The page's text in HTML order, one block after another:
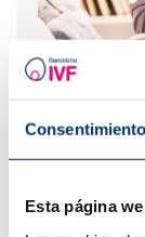
Consentimiento
Esta página
I più letti